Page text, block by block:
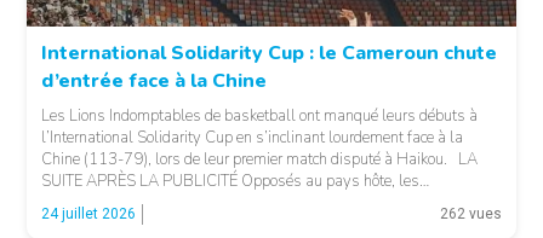
© 237lions.com
International Solidarity Cup : le Cameroun chute
d’entrée face à la Chine
Les Lions Indomptables de basketball ont manqué leurs débuts à
l’International Solidarity Cup en s’inclinant lourdement face à la
Chine (113-79), lors de leur premier match disputé à Haikou. LA
SUITE APRÈS LA PUBLICITÉ Opposés au pays hôte, les
Camerounais ont rapidement été mis en difficulté par l’adresse
offensive et l’intensité des Chinois, qui […]
24 juillet 2026 262 vues